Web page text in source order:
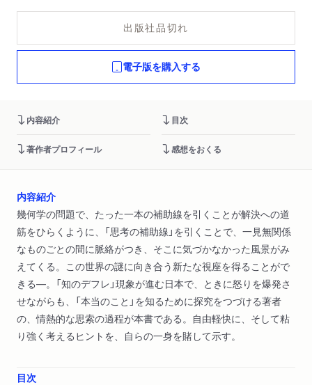
出版社品切れ
電子版を購入する
内容紹介 目次
著作者プロフィール 感想をおくる
内容紹介
幾何学の問題で、たった一本の補助線を引くことが解決への道
筋をひらくように、「思考の補助線」を引くことで、一見無関係
なものごとの間に脈絡がつき、そこに気づかなかった風景がみ
えてくる。この世界の謎に向き合う新たな視座を得ることがで
きる―。「知のデフレ」現象が進む日本で、ときに怒りを爆発さ
せながらも、「本当のこと」を知るために探究をつづける著者
の、情熱的な思索の過程が本書である。自由軽快に、そして粘
り強く考えるヒントを、自らの一身を賭して示す。
目次